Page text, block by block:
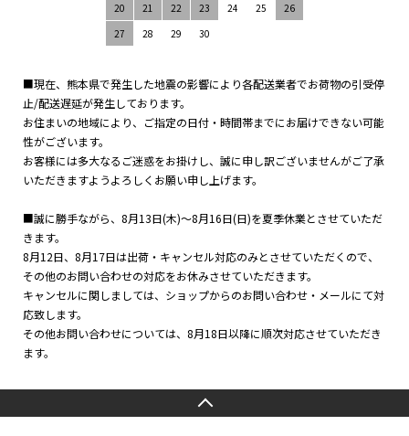
20
21 22 23 24 25
26
27
28 29 30
■現在、熊本県で発生した地震の影響により各配送業者でお荷物の引受停
止/配送遅延が発生しております。
お住まいの地域により、ご指定の日付・時間帯までにお届けできない可能
性がございます。
お客様には多大なるご迷惑をお掛けし、誠に申し訳ございませんがご了承
いただきますようよろしくお願い申し上げます。
■誠に勝手ながら、8月13日(木)～8月16日(日)を夏季休業とさせていただ
きます。
8月12日、8月17日は出荷・キャンセル対応のみとさせていただくので、
その他のお問い合わせの対応をお休みさせていただきます。
キャンセルに関しましては、ショップからのお問い合わせ・メールにて対
応致します。
その他お問い合わせについては、8月18日以降に順次対応させていただき
ます。